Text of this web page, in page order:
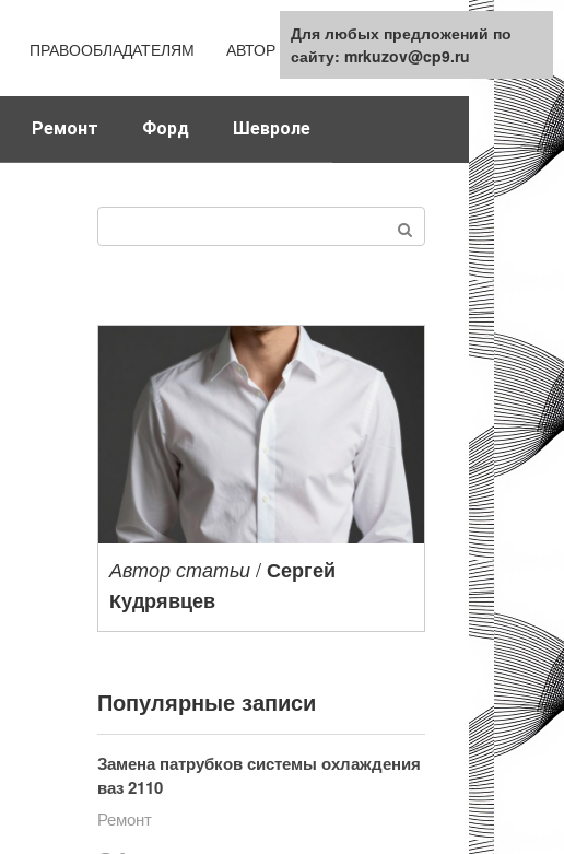
ПРАВООБЛАДАТЕЛЯМ АВТОР КАРТА САЙТА
Ремонт Форд Шевроле
Автор статьи /Сергей
Кудрявцев
Популярные записи
Замена патрубков системы охлаждения
ваз 2110
Ремонт
Для любых предложений по
сайту: mrkuzov@cp9.ru
Для любых предложений по
сайту: mrkuzov@cp9.ru